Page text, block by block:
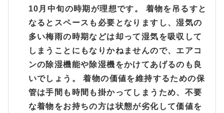
10月中旬の時期が理想です。 着物を吊るすと
なるとスペースも必要となりますし、湿気の
多い梅雨の時期などは却って湿気を吸収して
しまうことにもなりかねませんので、エアコ
ンの除湿機能や除湿機をかけてあげるのも良
いでしょう。 着物の価値を維持するための保
管は手間も時間も掛かってしまうため、不要
な着物をお持ちの方は状態が劣化して価値を